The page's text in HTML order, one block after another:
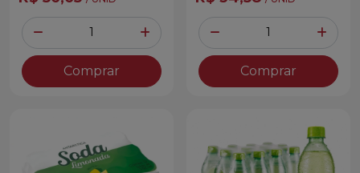
Diminuir Quantidade
Quantidade
Adicionar Quantidade
Comprar
Diminuir Quantidade
Quantidade
Comprar